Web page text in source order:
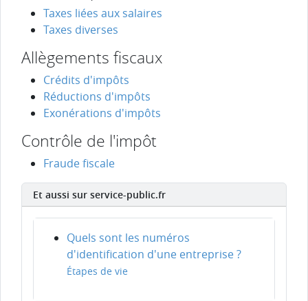
Taxes liées aux salaires
Taxes diverses
Allègements fiscaux
Crédits d'impôts
Réductions d'impôts
Exonérations d'impôts
Contrôle de l'impôt
Fraude fiscale
Et aussi sur service-public.fr
Quels sont les numéros
d'identification d'une entreprise ?
Étapes de vie